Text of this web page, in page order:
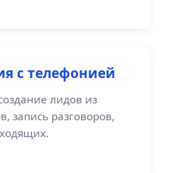
с телефонией
лидов из
запись разговоров,